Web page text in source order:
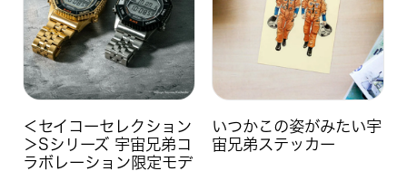
＜セイコーセレクション
＞Sシリーズ 宇宙兄弟コ
ラボレーション限定モデ
いつかこの姿がみたい宇
宙兄弟ステッカー